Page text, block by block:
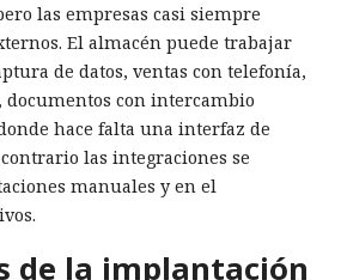
las empresas casi siempre
El almacén puede trabajar
de datos, ventas con telefonía,
documentos con intercambio
hace falta una interfaz de
las integraciones se
manuales y en el
de la implantación